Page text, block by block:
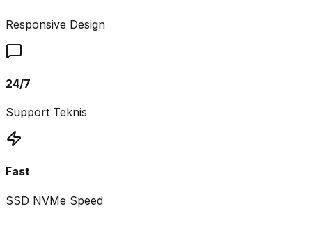
Responsive Design
24/7
Support Teknis
Fast
SSD NVMe Speed